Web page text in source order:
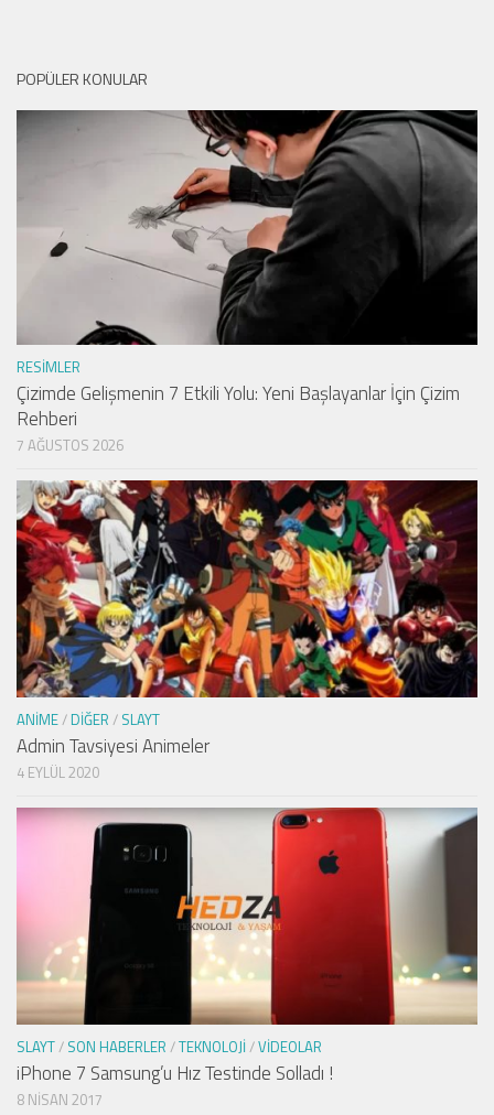
POPÜLER KONULAR
RESIMLER
Çizimde Gelişmenin 7 Etkili Yolu: Yeni Başlayanlar İçin Çizim
Rehberi
7 AĞUSTOS 2026
ANIME/ DIĞER / SLAYT
Admin Tavsiyesi Animeler
4 EYLÜL 2020
SLAYT/ SON HABERLER /TEKNOLOJI/VIDEOLAR
iPhone 7 Samsung’u Hız Testinde Solladı !
8 NISAN 2017